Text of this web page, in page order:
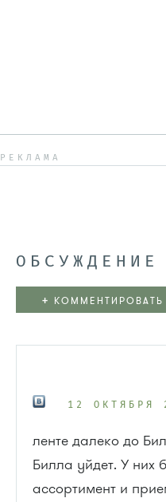
РЕКЛАМА
ОБСУЖДЕНИЕ
+ КОММЕНТИРОВАТЬ
12 ОКТЯБРЯ
ленте далеко до
Билла уйдет. У них
ассортимент и